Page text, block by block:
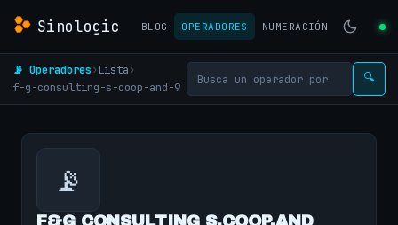
Sinologic BLOG OPERADORES NUMERACIÓN
📡 Operadores› Lista›
f-g-consulting-s-coop-and-9
🔍
📡
F&G CONSULTING S.COOP.AND